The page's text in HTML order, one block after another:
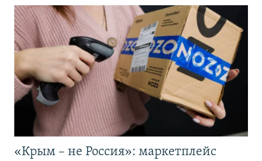
«Крым – не Россия»: маркетплейс